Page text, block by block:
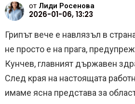
от Лиди Росенова
2026-01-06, 13:23
Грипът вече е навлязъл в
не просто е на прага,
Кунчев, главният държавен
След края на настоящата
имаме ясна представа за